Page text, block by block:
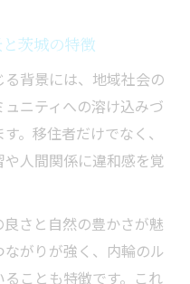
持ちのつながりを
ャレンジ補助金も活
きづらい日常を変え
づらい暮らしへの影
茨城の特徴
背景には、地域社会の
ニティへの溶け込みづ
。移住者だけでなく、
人間関係に違和感を覚
さと自然の豊かさが魅
がりが強く、内輪のル
ことも特徴です。これ